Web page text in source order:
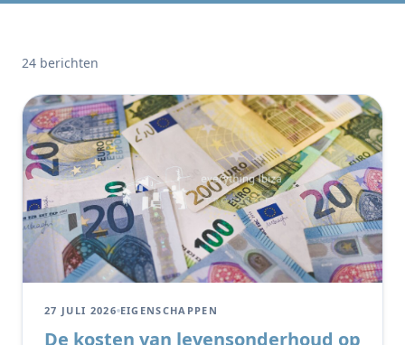
24 berichten
27 JULI 2026 EIGENSCHAPPEN
De kosten van levensonderhoud op